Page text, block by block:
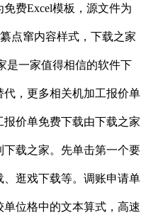
费Excel模板，源文件为
点窜内容样式，下载之家
是一家值得相信的软件下
，更多相关机加工报价单
价单免费下载由下载之家
载之家。先单击第一个要
逛戏下载等。调账申请单
位格中的文本算式，高速